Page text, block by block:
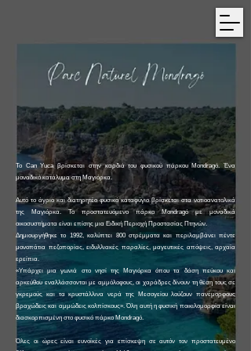
Το Can Yuca βρίσκεται στην καρδιά του φυσικού πάρκου Mondragó. Ένα
μοναδικό κατάλυμα στη Μαγιόρκα.
Αυτό το άγριο και διατηρητέο φυσικό καταφύγιο βρίσκεται στα νοτιοανατολικά
της Μαγιόρκα. Το προστατευόμενο πάρκο Mondragó με μοναδικά
οικοσυστήματα είναι επίσης μια Ειδική Περιοχή Προστασίας Πτηνών.
Δημιουργήθηκε το 1992, καλύπτει 800 στρέμματα και περιλαμβάνει πέντε
μονοπάτια πεζοπορίας, ειδυλλιακές παραλίες, μαγευτικές απόψεις, αρχαία
ερείπια.
«Υπάρχει μια γωνιά στο νησί της Μαγιόρκα όπου τα δάση πεύκου και
αρκεύθου εναλλάσσονται με αμμόλοφους, οι χαράδρες δίνουν τη θέση τους σε
γκρεμούς και τα κρυστάλλινα νερά της Μεσογείου λούζουν πανέμορφους
βραχώδεις και αμμώδεις κολπίσκους». Όλη αυτή η φυσική ποικιλομορφία είναι
διασκορπισμένη στο φυσικό πάρκο Mondragó.
Όλες οι ώρες είναι ευνοϊκές για επίσκεψη σε αυτόν τον προστατευμένο